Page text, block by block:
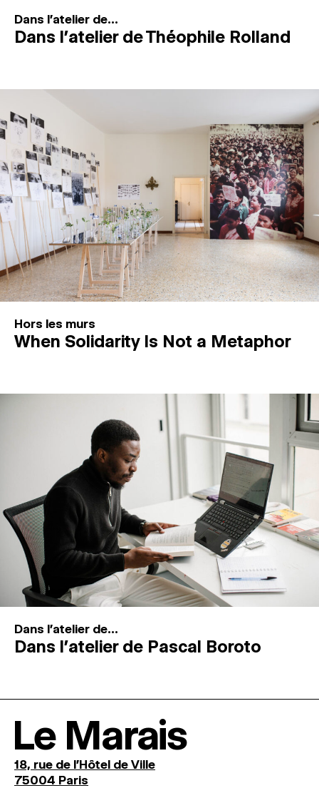
Dans l'atelier de...
Dans l’atelier de Théophile Rolland
Hors les murs
When Solidarity Is Not a Metaphor
Dans l'atelier de...
Dans l’atelier de Pascal Boroto
Le Marais
18, rue de l'Hôtel de Ville
75004 Paris